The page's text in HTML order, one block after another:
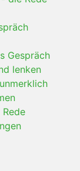
Gespräch
lenken
unmerklich